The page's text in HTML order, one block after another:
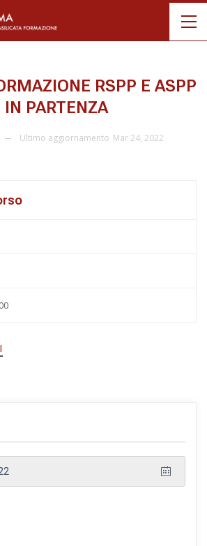
RSPP E ASPP
PARTENZA
Ultimo aggiornamento Mar 24, 2022